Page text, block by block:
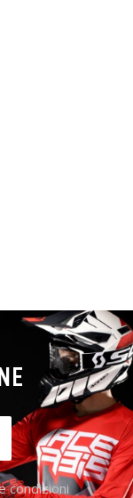
condizioni